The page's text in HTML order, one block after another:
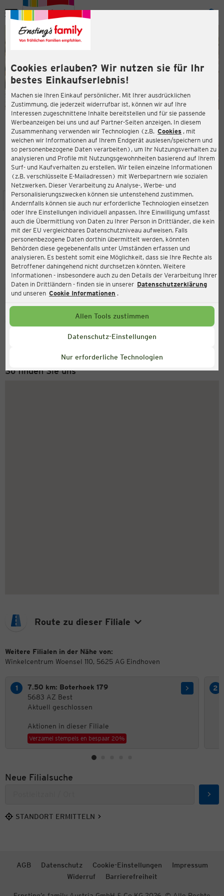
Cookies erlauben? Wir nutzen sie für Ihr
bestes Einkaufserlebnis!
Machen sie Ihren Einkauf persönlicher. Mit Ihrer ausdrücklichen
Zustimmung, die jederzeit widerrufbar ist, können wir auf Ihre
Interessen zugeschnittene Inhalte bereitstellen und für sie passende
Werbeanzeigen bei uns und auf Partner-Seiten anzeigen. In diesem
Zusammenhang verwenden wir Technologien (z.B. Cookies , mit
welchen wir Informationen auf Ihrem Endgerät auslesen/speichern und
so personenbezogene Daten verarbeiten), um Ihr Nutzungsverhalten zu
analysieren und Profile mit Nutzungsgewohnheiten basierend auf Ihrem
Surf- und Kaufverhalten zu erstellen. Wir teilen einzelne Informationen
(z.B. verschlüsselte E-Mailadressen) mit Werbepartnern wie sozialen
Netzwerken. Dieser Verarbeitung zu Analyse-, Werbe- und
Personalisierungszwecken können sie untenstehend zustimmen.
Andernfalls können sie auch nur erforderliche Technologien einsetzen
oder Ihre Einstellungen individuell anpassen. Ihre Einwilligung umfasst
auch die Übermittlung von Daten zu Ihrer Person in Drittländer, die kein
mit der EU vergleichbares Datenschutzniveau aufweisen. Falls
personenbezogene Daten dorthin übermittelt werden, könnten
Behörden diese gegebenenfalls unter Umständen erfassen und
analysieren. Es besteht somit eine Möglichkeit, dass sie Ihre Rechte als
Betroffener dahingehend nicht durchsetzen könnten. Weitere
Informationen - insbesondere auch zu den Details der Verarbeitung Ihrer
Daten in Drittländern - finden sie in unserer Datenschutzerklärung
und unseren Cookie Informationen .
Allen Tools zustimmen
Datenschutz-Einstellungen
Nur erforderliche Technologien
Menü
ERNSTING'S FAMILY FILIALE
Winkelcentrum Woensel 110
5625 AG Eindhoven
4,6
Bewertung:
STANDORT SERVICES SORTIMENT AKTIONEN
Ernsting's family
Winkelcentrum Woensel 110, 5625 AG Eindhoven
Aktuell:
Geschlossen
Service Hotline
+43 (0) 1 2675 502
So finden Sie uns
Route zu dieser Filiale
Weitere Filialen in der Nähe von:
Winkelcentrum Woensel 110, 5625 AG Eindhoven
7.50 km: Boterhoek 179
5683 AZ Best
Aktuell geschlossen
Aktionen in dieser Filiale
Verzamel stempels en bespaar 20%
Neue Filialsuche
STANDORT ERMITTELN
AGB Datenschutz Cookie-Einstellungen
Impressum
Widerruf
Barrierefreiheit